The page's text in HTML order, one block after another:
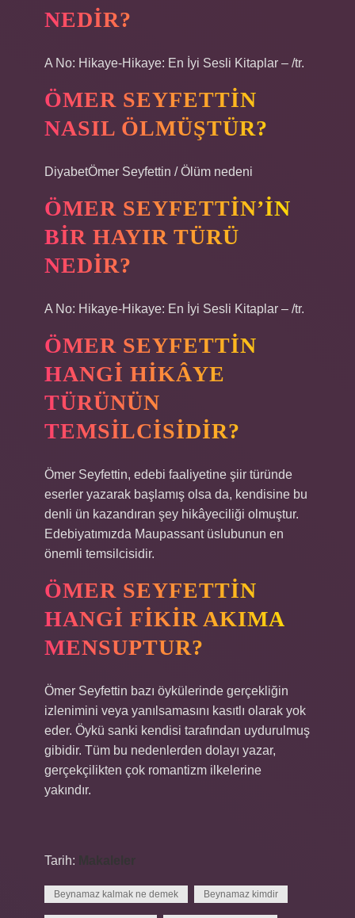
NEDIR?
A No: Hikaye-Hikaye: En İyi Sesli Kitaplar – /tr.
ÖMER SEYFETTIN
NASIL ÖLMÜŞTÜR?
DiyabetÖmer Seyfettin / Ölüm nedeni
ÖMER SEYFETTIN’IN
BIR HAYIR TÜRÜ
NEDIR?
A No: Hikaye-Hikaye: En İyi Sesli Kitaplar – /tr.
ÖMER SEYFETTIN
HANGI HIKÂYE
TÜRÜNÜN
TEMSILCISIDIR?
Ömer Seyfettin, edebi faaliyetine şiir türünde
eserler yazarak başlamış olsa da, kendisine bu
denli ün kazandıran şey hikâyeciliği olmuştur.
Edebiyatımızda Maupassant üslubunun en
önemli temsilcisidir.
ÖMER SEYFETTIN
HANGI FIKIR AKIMA
MENSUPTUR?
Ömer Seyfettin bazı öykülerinde gerçekliğin
izlenimini veya yanılsamasını kasıtlı olarak yok
eder. Öykü sanki kendisi tarafından uydurulmuş
gibidir. Tüm bu nedenlerden dolayı yazar,
gerçekçilikten çok romantizm ilkelerine
yakındır.
Tarih:
Beynamaz kalmak ne demek Beynamaz kimdir